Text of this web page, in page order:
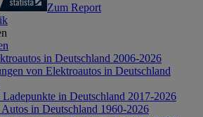
Zum Report
in Deutschland 2006-2026
von Elektroautos in Deutschland
in Deutschland 2017-2026
in Deutschland 1960-2026